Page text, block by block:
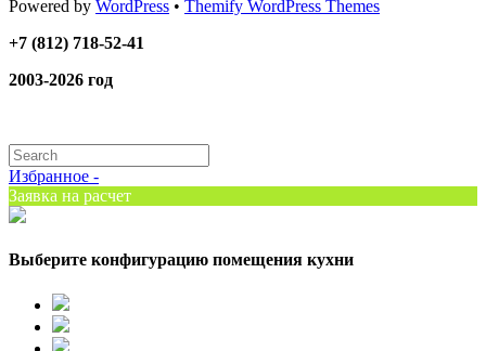
Powered by WordPress • Themify WordPress Themes
+7 (812) 718-52-41
2003-2026 год
Избранное -
Заявка на расчет
Выберите конфигурацию помещения кухни